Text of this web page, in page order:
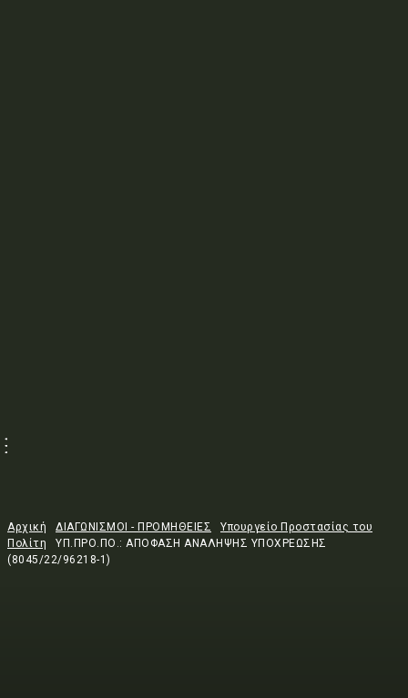
Αρχική ΔΙΑΓΩΝΙΣΜΟΙ - ΠΡΟΜΗΘΕΙΕΣ
Υπουργείο Προστασίας του
Πολίτη
ΥΠ.ΠΡΟ.ΠΟ.: ΑΠΟΦΑΣΗ ΑΝΑΛΗΨΗΣ ΥΠΟΧΡΕΩΣΗΣ
(8045/22/96218-1)